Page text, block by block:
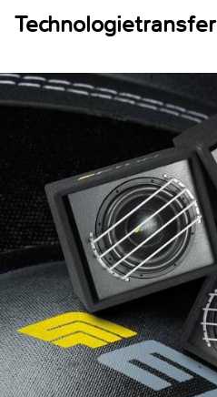
Technologietransfer